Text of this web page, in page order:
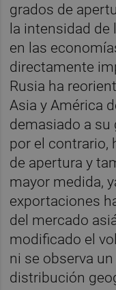
grados de
la intensidad
en las
directamente
Rusia ha
Asia y América
demasiado a su
por el contrario,
de apertura y
mayor medida,
exportaciones
del mercado
modificado el
ni se observa
distribución